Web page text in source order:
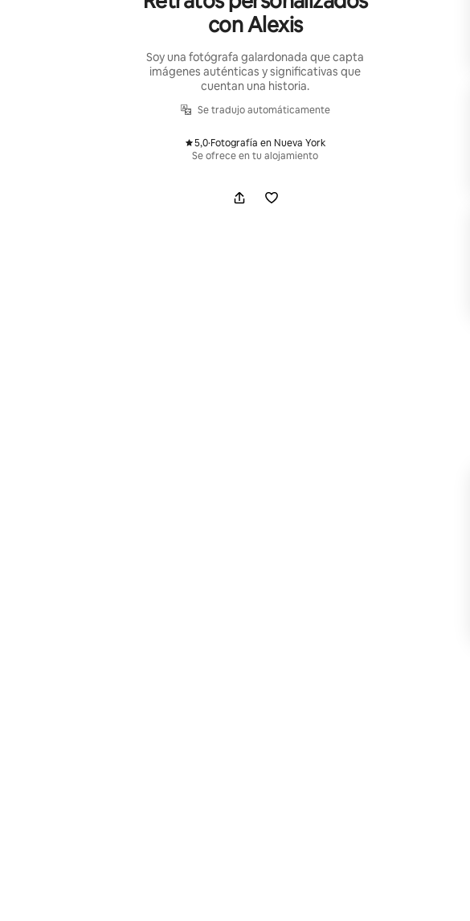
con Alexis
Soy una fotógrafa galardonada que capta
imágenes auténticas y significativas que
cuentan una historia.
Se tradujo automáticamente
5,0
, ·Fotografía en Nueva York
Se ofrece en tu alojamiento